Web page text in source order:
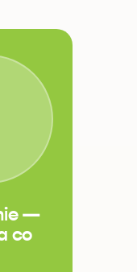
—
co